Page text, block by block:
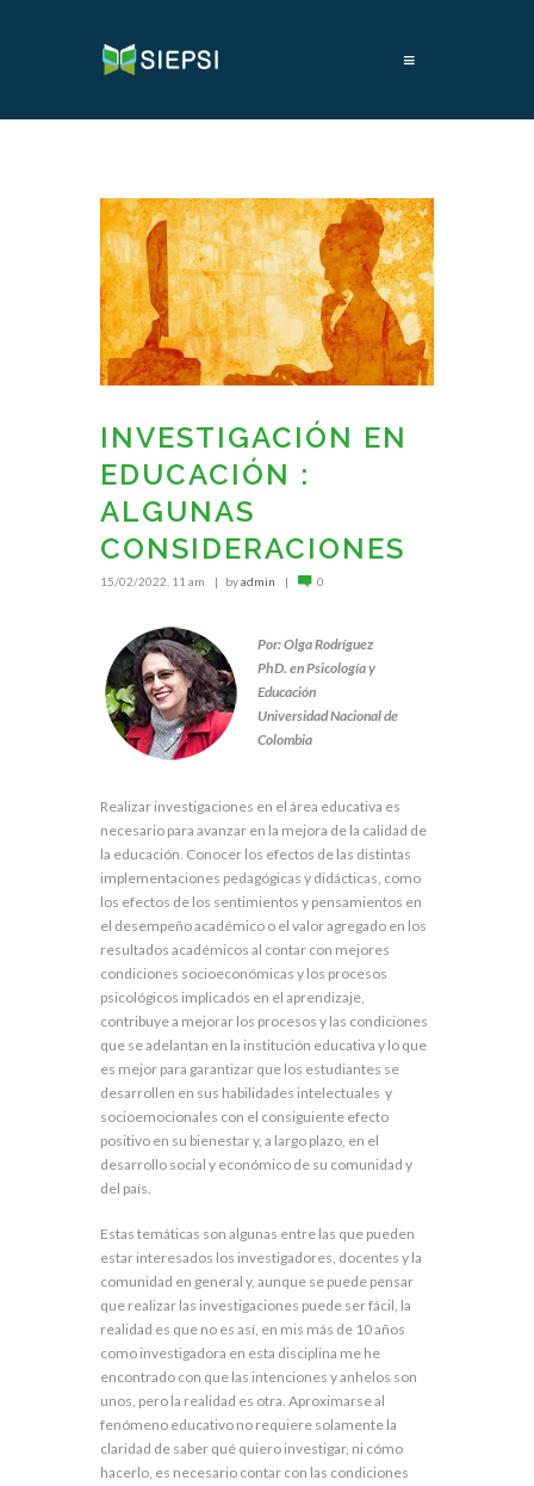
≡
INVESTIGACIÓN EN
EDUCACIÓN :
ALGUNAS
CONSIDERACIONES
15/02/2022, 11 am byadmin 0
Por: Olga Rodríguez
PhD. en Psicología y
Educación
Universidad Nacional de
Colombia
Realizar investigaciones en el área educativa es
necesario para avanzar en la mejora de la calidad de
la educación. Conocer los efectos de las distintas
implementaciones pedagógicas y didácticas, como
los efectos de los sentimientos y pensamientos en
el desempeño académico o el valor agregado en los
resultados académicos al contar con mejores
condiciones socioeconómicas y los procesos
psicológicos implicados en el aprendizaje,
contribuye a mejorar los procesos y las condiciones
que se adelantan en la institución educativa y lo que
es mejor para garantizar que los estudiantes se
desarrollen en sus habilidades intelectuales y
socioemocionales con el consiguiente efecto
positivo en su bienestar y, a largo plazo, en el
desarrollo social y económico de su comunidad y
del país.
Estas temáticas son algunas entre las que pueden
estar interesados los investigadores, docentes y la
comunidad en general y, aunque se puede pensar
que realizar las investigaciones puede ser fácil, la
realidad es que no es así, en mis más de 10 años
como investigadora en esta disciplina me he
encontrado con que las intenciones y anhelos son
unos, pero la realidad es otra. Aproximarse al
fenómeno educativo no requiere solamente la
claridad de saber qué quiero investigar, ni cómo
hacerlo, es necesario contar con las condiciones